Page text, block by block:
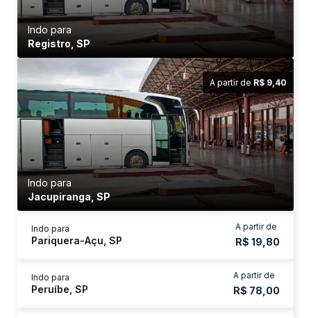
Indo para
Registro, SP
A partir de R$ 9,40
Indo para
Jacupiranga, SP
A partir de
R$ 19,80
Indo para
Pariquera-Açu, SP
A partir de
R$ 78,00
Indo para
Peruíbe, SP